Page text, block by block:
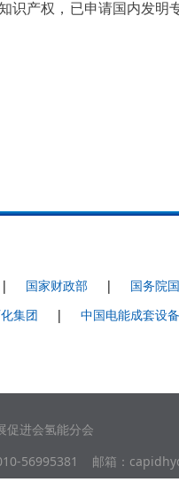
产权，已申请国内发明
促进会氢能分会
56995381 邮箱：
国家财政部 | 国务院
集团 | 中国电能成套设